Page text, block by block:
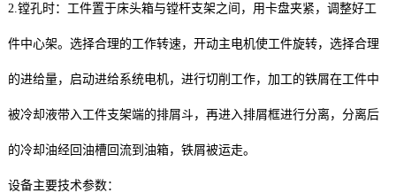
2.镗孔时：工件置于床头箱与镗杆支架之间，用卡盘夹紧，调整好工
件中心架。选择合理的工作转速，开动主电机使工件旋转，选择合理
的进给量，启动进给系统电机，进行切削工作，加工的铁屑在工件中
被冷却液带入工件支架端的排屑斗，再进入排屑框进行分离，分离后
的冷却油经回油槽回流到油箱，铁屑被运走。
设备主要技术参数：